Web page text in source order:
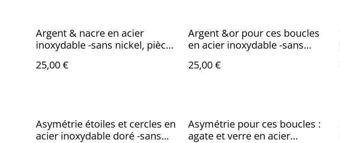
Argent & nacre en acier
inoxydable -sans nickel, pièce
25,00 €
Argent &or pour ces boucles
en acier inoxydable -sans
25,00 €
Asymétrie étoiles et cercles en
acier inoxydable doré -sans
Asymétrie pour ces boucles :
agate et verre en acier